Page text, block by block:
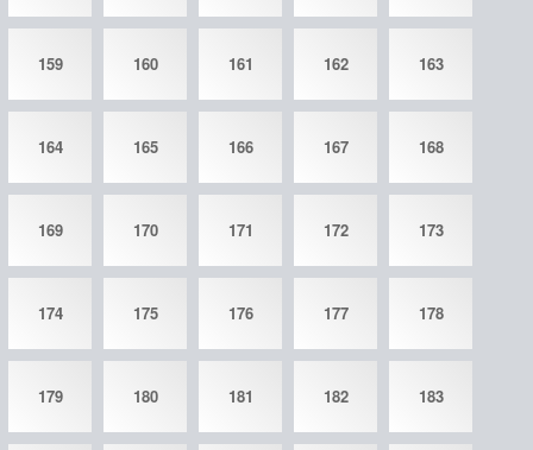
159 160 161 162 163
164 165 166 167 168
169 170 171 172 173
174 175 176 177 178
179 180 181 182 183